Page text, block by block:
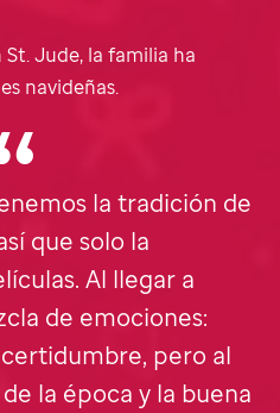
St. Jude, la familia ha
navideñas.
la tradición de
que solo la
Al llegar a
de emociones:
pero al
la época y la buena